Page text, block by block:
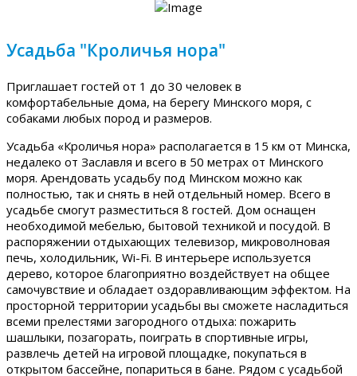
Усадьба "Кроличья нора"
Приглашает гостей от 1 до 30 человек в
комфортабельные дома, на берегу Минского моря, с
собаками любых пород и размеров.
Усадьба «Кроличья нора» располагается в 15 км от Минска,
недалеко от Заславля и всего в 50 метрах от Минского
моря. Арендовать усадьбу под Минском можно как
полностью, так и снять в ней отдельный номер. Всего в
усадьбе смогут разместиться 8 гостей. Дом оснащен
необходимой мебелью, бытовой техникой и посудой. В
распоряжении отдыхающих телевизор, микроволновая
печь, холодильник, Wi-Fi. В интерьере используется
дерево, которое благоприятно воздействует на общее
самочувствие и обладает оздоравливающим эффектом. На
просторной территории усадьбы вы сможете насладиться
всеми прелестями загородного отдыха: пожарить
шашлыки, позагорать, поиграть в спортивные игры,
развлечь детей на игровой площадке, покупаться в
открытом бассейне, попариться в бане. Рядом с усадьбой